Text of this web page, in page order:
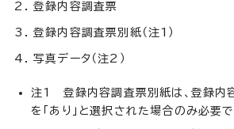
登録内容調査票
登録内容調査票別紙（注1）
写真データ（注2）
注1 登録内容調査票別紙は、登録内
を「あり」と選択された場合のみ必要で